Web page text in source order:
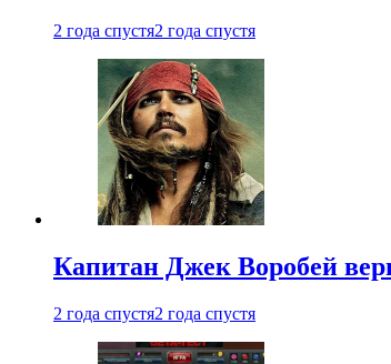
2 года спустя2 года спустя
Капитан Джек Воробей
2 года спустя2 года спустя